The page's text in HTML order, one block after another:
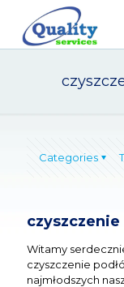
Categories
czyszczenie
Witamy
czyszczenie
najmłodszych